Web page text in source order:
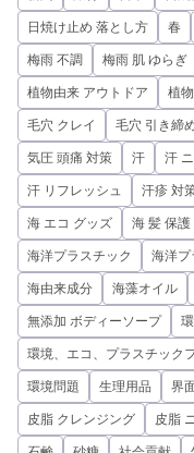
日焼け止め 落とし方 春
梅雨 不調 梅雨 肌 ゆらぎ
植物由来 アウトドア 植
毛穴 クレイ 毛穴 引き締
気圧 頭痛 対策 汗 汗
汗 リフレッシュ 汗疹 対
海 エコ グッズ 海 髪 保護
海洋プラスチック 海洋プ
海由来成分 海藻オイル
無添加 ボディーソープ
環境、エコ、プラスチック
環境問題 生理用品 界
皮脂 クレンジング 皮脂